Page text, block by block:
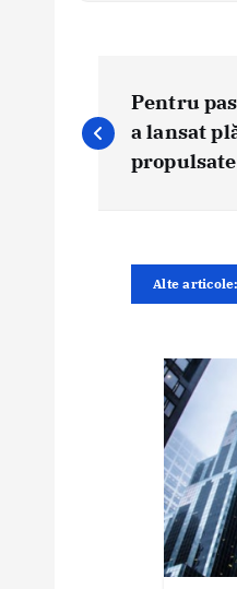
v
Pentru
a lansat
Alte articole: